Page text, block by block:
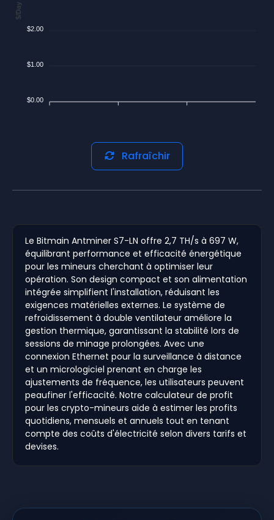
$2.00
$1.00
$0.00
$/Day
Rafraîchir
Le Bitmain Antminer S7-LN offre 2,7 TH/s à 697 W,
équilibrant performance et efficacité énergétique
pour les mineurs cherchant à optimiser leur
opération. Son design compact et son alimentation
intégrée simplifient l'installation, réduisant les
exigences matérielles externes. Le système de
refroidissement à double ventilateur améliore la
gestion thermique, garantissant la stabilité lors de
sessions de minage prolongées. Avec une
connexion Ethernet pour la surveillance à distance
et un micrologiciel prenant en charge les
ajustements de fréquence, les utilisateurs peuvent
peaufiner l'efficacité. Notre calculateur de profit
pour les crypto-mineurs aide à estimer les profits
quotidiens, mensuels et annuels tout en tenant
compte des coûts d'électricité selon divers tarifs et
devises.